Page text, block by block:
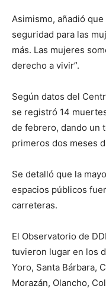
Asimismo, añadió
seguridad para las
más. Las mujeres
derecho a vivir”.
Según datos del
se registró 14
de febrero, dando un
primeros dos meses
Se detalló que la
espacios públicos
carreteras.
El Observatorio de
tuvieron lugar en los
Yoro, Santa Bárbara,
Morazán, Olancho,